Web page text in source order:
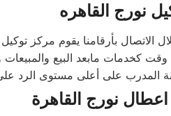
نورج القاهره
بأرقامنا يقوم مركز
على أعلى مستوى الرد على
اعطال نورج القاهرة